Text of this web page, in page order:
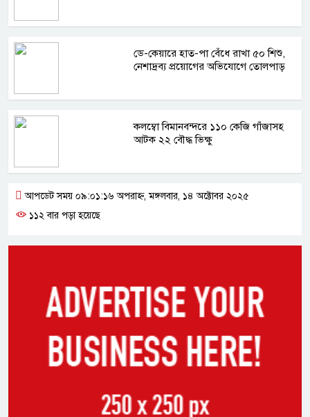
ডে-কেয়ারে হাত-পা বেঁধে রাখা ৫০ শিশু,
নেশাদ্রব্য প্রয়োগের অভিযোগে তোলপাড়
কলম্বো বিমানবন্দরে ১১০ কেজি গাঁজাসহ
আটক ২২ বৌদ্ধ ভিক্ষু
আপডেট সময় ০৯:০১:১৬ অপরাহ্ন, মঙ্গলবার, ১৪ অক্টোবর ২০২৫
১১২ বার পড়া হয়েছে